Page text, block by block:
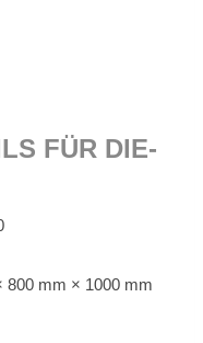
FÜR DIE­
800 mm × 1000 mm